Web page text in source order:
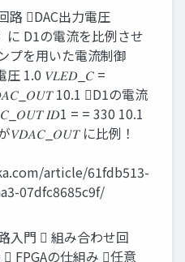
路 DAC出力電圧
に D1の電流を比例させ
プを用いた電流制御
圧 1.0 𝑉𝐿𝐸𝐷_𝐶 =
10.1 D1の電流
𝐼𝐷1 = = 330 10.1
𝑉𝐷𝐴𝐶_𝑂𝑈𝑇 に比例！
article/61fdb513-
07dfc8685c9f/
入門  組み合わせ回
FPGAの仕組み 任意